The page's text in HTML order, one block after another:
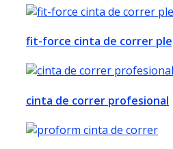
fit-force cinta de correr
cinta de correr profesional